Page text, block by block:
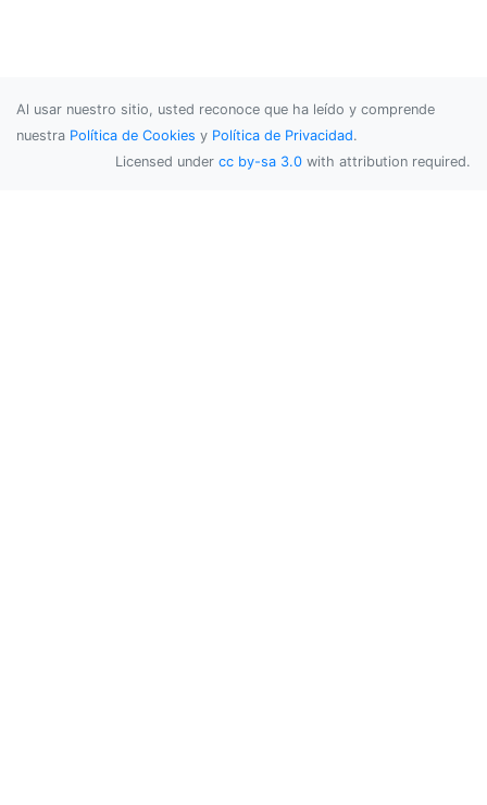
Al usar nuestro sitio, usted reconoce que ha leído y comprende
nuestra Política de Cookies y Política de Privacidad.
Licensed under cc by-sa 3.0 with attribution required.